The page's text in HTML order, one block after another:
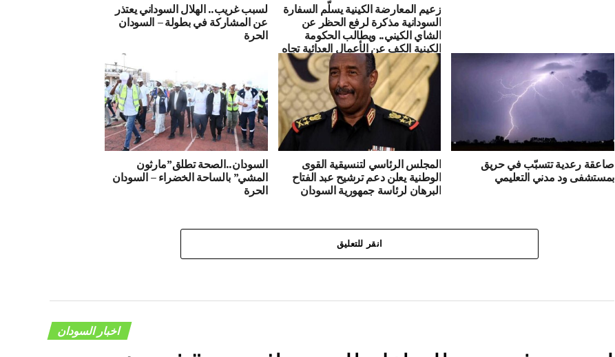
لسبب غريب.. الهلال السوداني يعتذر
عن المشاركة في بطولة – السودان
الحرة
زعيم المعارضة الكينية يسلّم السفارة
السودانية مذكرة لرفع الحظر عن
الشاي الكيني.. ويطالب الحكومة
الكينية الكف عن الأعمال العدائية تجاه
السودان وان تتوقف عن سرقة الذهب
السوداني
السودان..الصحة تطلق”مارثون
المشي” بالساحة الخضراء – السودان
الحرة
المجلس الرئاسي لتنسيقية القوى
الوطنية يعلن دعم ترشيح عبد الفتاح
البرهان لرئاسة جمهورية السودان
صاعقة رعدية تتسبّب في حريق
بمستشفى ود مدني التعليمي
انقر للتعليق
اخبار السودان